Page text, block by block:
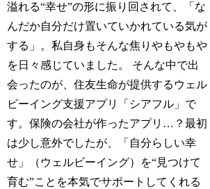
溢れる“幸せ”の形に振り回されて、「な
んだか自分だけ置いていかれている気が
する」。私自身もそんな焦りやもやもや
を日々感じていました。 そんな中で出
会ったのが、住友生命が提供するウェル
ビーイング支援アプリ「シアフル」で
す。保険の会社が作ったアプリ…？最初
は少し意外でしたが、「自分らしい幸
せ」（ウェルビーイング）を“見つけて
育む”ことを本気でサポートしてくれる